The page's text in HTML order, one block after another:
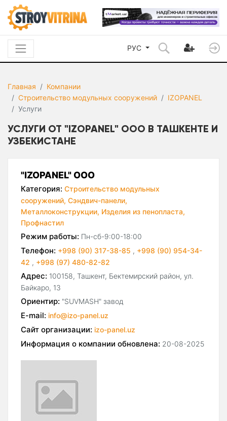
РУС
Главная
Компании
Строительство модульных сооружений
IZOPANEL
Услуги
УСЛУГИ ОТ "IZOPANEL" ООО В ТАШКЕНТЕ И
УЗБЕКИСТАНЕ
"IZOPANEL" ООО
Категория: Строительство модульных
сооружений, Сэндвич-панели,
Металлоконструкции, Изделия из пенопласта,
Профнастил
Режим работы: Пн-сб-9:00-18:00
Телефон: +998 (90) 317-38-85 , +998 (90) 954-34-
42 , +998 (97) 480-82-82
Адрес: 100158, Ташкент, Бектемирский район, ул.
Байкаро, 13
Ориентир: "SUVMASH" завод
E-mail: info@izo-panel.uz
Сайт организации: izo-panel.uz
Информация о компании обновлена: 20-08-2025